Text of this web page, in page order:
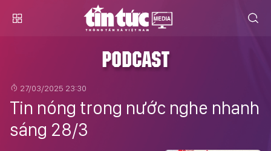
PODCAST
27/03/2025 23:30
Tin nóng trong nước nghe nhanh
sáng 28/3